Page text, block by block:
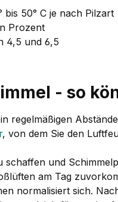
bis 50° C je nach Pilzart
Prozent
4,5 und 6,5
- so
regelmäßigen
, von dem Sie den
schaffen und
am Tag
normalisiert sich.